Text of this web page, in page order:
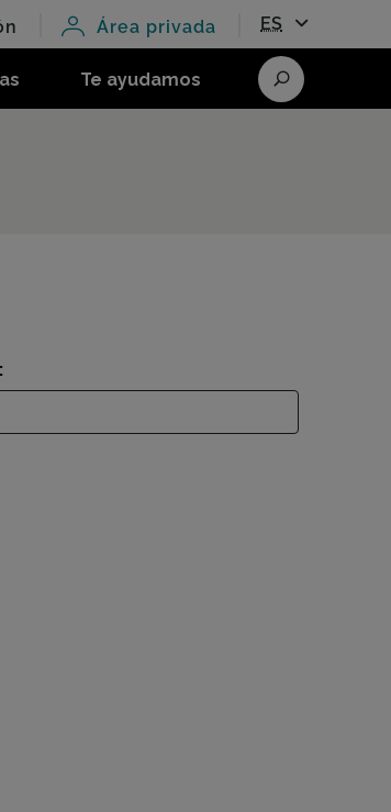
Te ayudamos
Área privada ES
Buscar